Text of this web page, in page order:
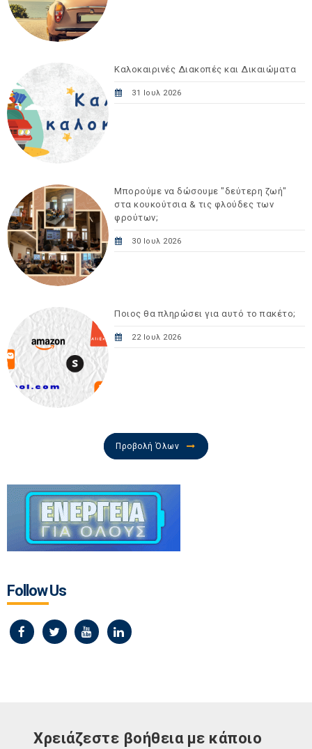
Καλοκαιρινές Διακοπές και Δικαιώματα
31 Ιουλ 2026
Μπορούμε να δώσουμε "δεύτερη ζωή"
στα κουκούτσια & τις φλούδες των
φρούτων;
30 Ιουλ 2026
Ποιος θα πληρώσει για αυτό το πακέτο;
22 Ιουλ 2026
Προβολή Όλων
Follow Us
Χρειάζεστε βοήθεια με κάποιο